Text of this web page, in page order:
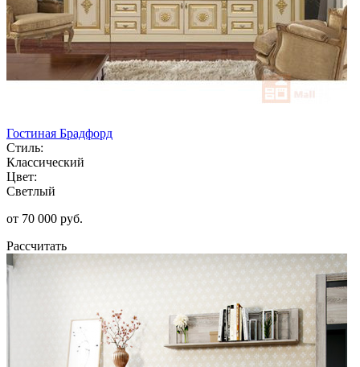
Гостиная Брадфорд
Стиль:
Классический
Цвет:
Светлый
от 70 000 руб.
Рассчитать